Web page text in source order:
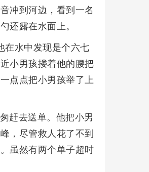
冲到河边，看到一名
还露在水面上。
在水中发现是个六七
小男孩搂着他的腰把
点点把小男孩举了上
赶去送单。他把小男
，尽管救人花了不到
虽然有两个单子超时